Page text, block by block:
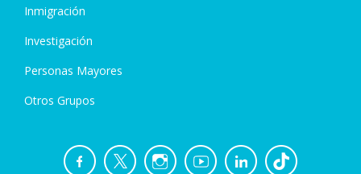
Inmigración
Investigación
Personas Mayores
Otros Grupos